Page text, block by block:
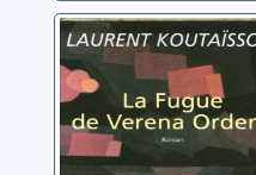
La fugue de
Verena Ordenz
Koutaïssoff, Laurent